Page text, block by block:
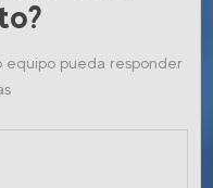
pueda responder